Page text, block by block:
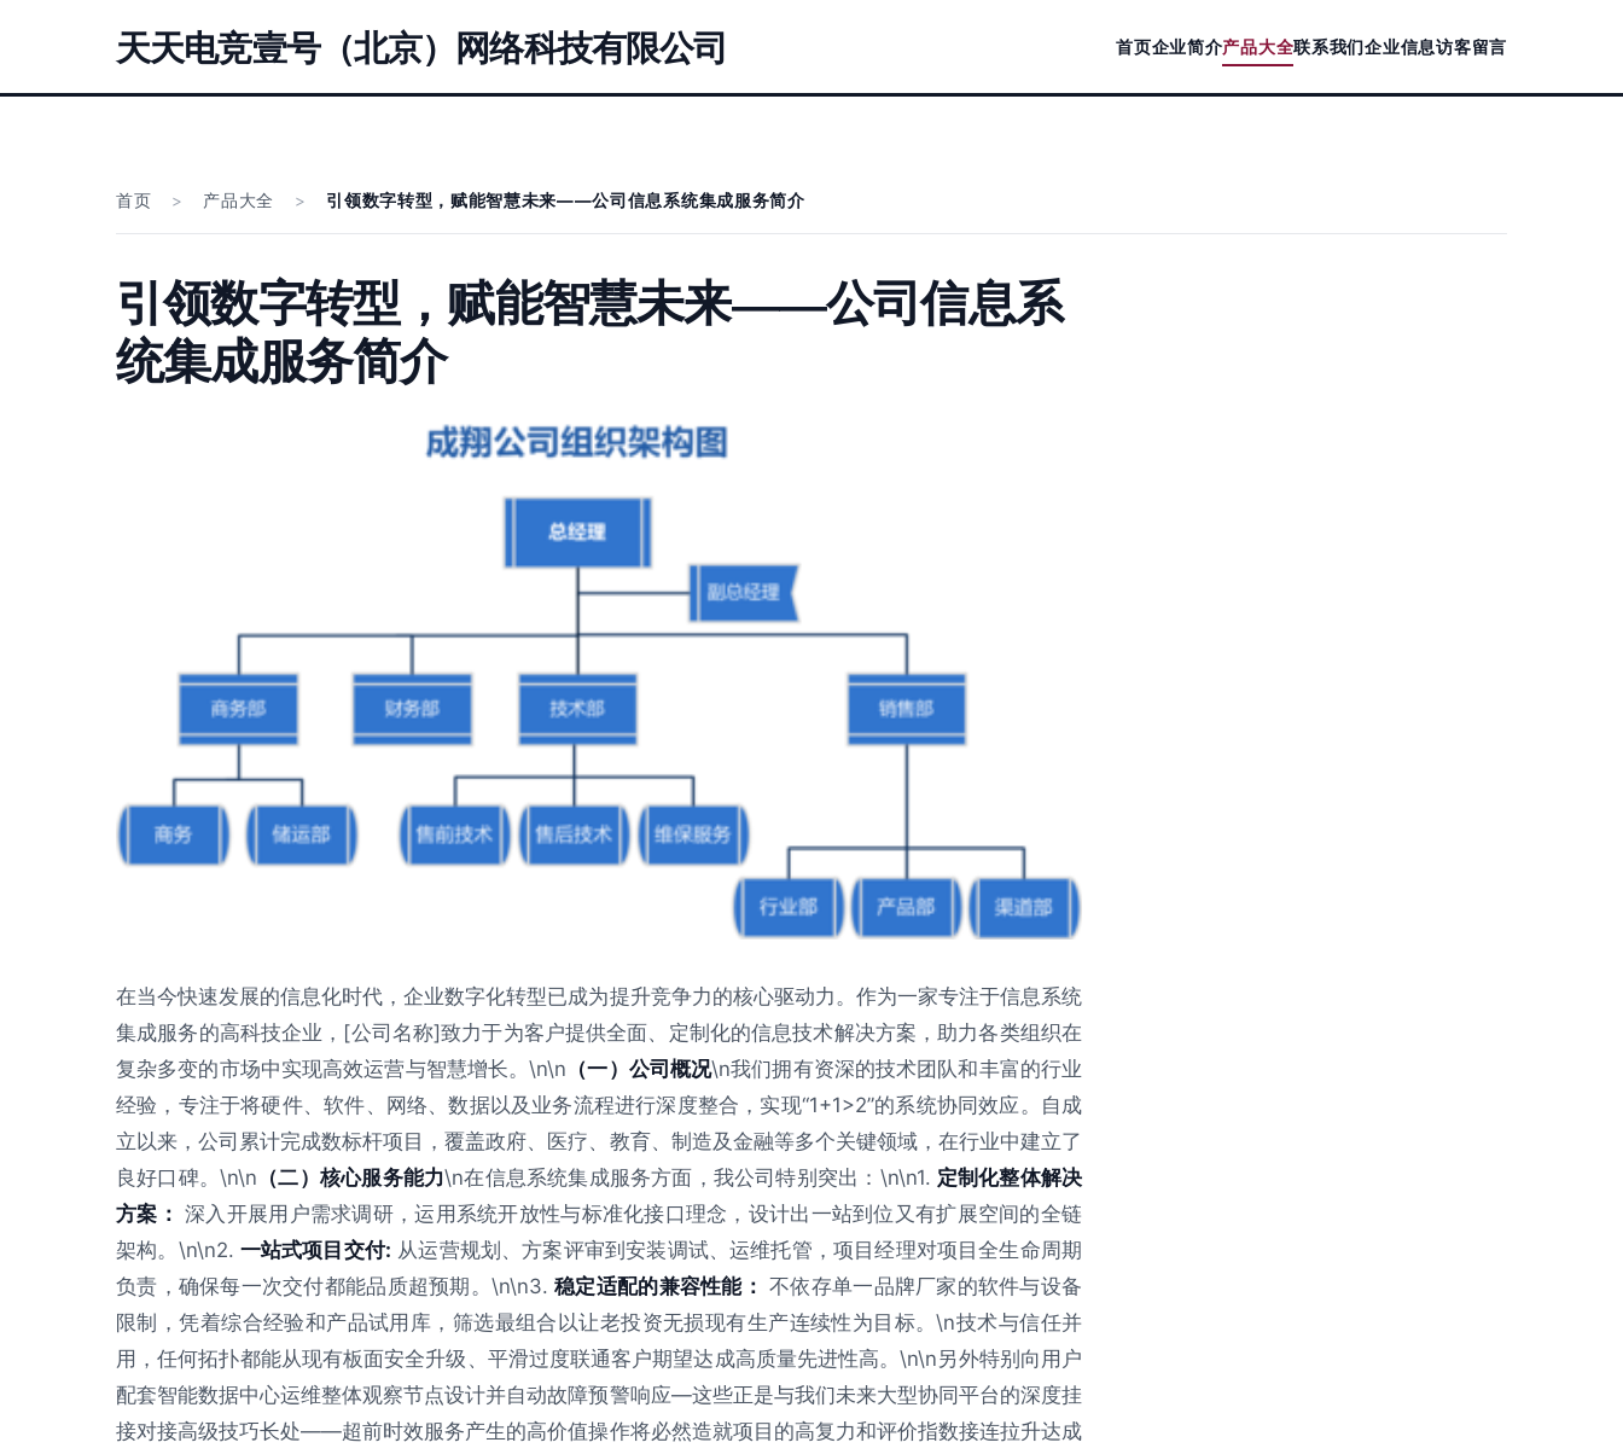
天天电竞壹号（北京）网络科技有限公司 首页企业简介产品大全联系我们企业信息访客留言
首页 > 产品大全 > 引领数字转型，赋能智慧未来——公司信息系统集成服务简介
引领数字转型，赋能智慧未来——公司信息系
统集成服务简介
在当今快速发展的信息化时代，企业数字化转型已成为提升竞争力的核心驱动力。作为一家专注于信息系统
集成服务的高科技企业，[公司名称]致力于为客户提供全面、定制化的信息技术解决方案，助力各类组织在
复杂多变的市场中实现高效运营与智慧增长。\n\n （一）公司概况\n我们拥有资深的技术团队和丰富的行业
经验，专注于将硬件、软件、网络、数据以及业务流程进行深度整合，实现“1+1>2”的系统协同效应。自成
立以来，公司累计完成数标杆项目，覆盖政府、医疗、教育、制造及金融等多个关键领域，在行业中建立了
良好口碑。\n\n （二）核心服务能力\n在信息系统集成服务方面，我公司特别突出：\n\n1. 定制化整体解决
方案： 深入开展用户需求调研，运用系统开放性与标准化接口理念，设计出一站到位又有扩展空间的全链
架构。\n\n2. 一站式项目交付: 从运营规划、方案评审到安装调试、运维托管，项目经理对项目全生命周期
负责，确保每一次交付都能品质超预期。\n\n3.稳定适配的兼容性能： 不依存单一品牌厂家的软件与设备
限制，凭着综合经验和产品试用库，筛选最组合以让老投资无损现有生产连续性为目标。\n技术与信任并
用，任何拓扑都能从现有板面安全升级、平滑过度联通客户期望达成高质量先进性高。\n\n另外特别向用户
配套智能数据中心运维整体观察节点设计并自动故障预警响应—这些正是与我们未来大型协同平台的深度挂
接对接高级技巧长处——超前时效服务产生的高价值操作将必然造就项目的高复力和评价指数接连拉升达成